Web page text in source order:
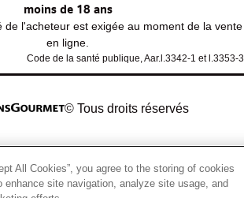
moins de 18 ans
de l'acheteur est exigée au moment de la vente
en ligne.
Code de la santé publique, Aar.l.3342-1 et l.3353-3
© Tous droits réservés
All Cookies”, you agree to the storing of cookies
enhance site navigation, analyze site usage, and